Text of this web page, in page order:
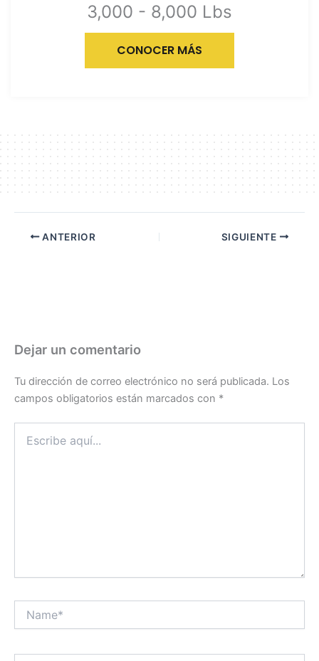
3,000 - 8,000 Lbs
CONOCER MÁS
ANTERIOR SIGUIENTE
Dejar un comentario
Tu dirección de correo electrónico no será publicada. Los
campos obligatorios están marcados con *
aquí...